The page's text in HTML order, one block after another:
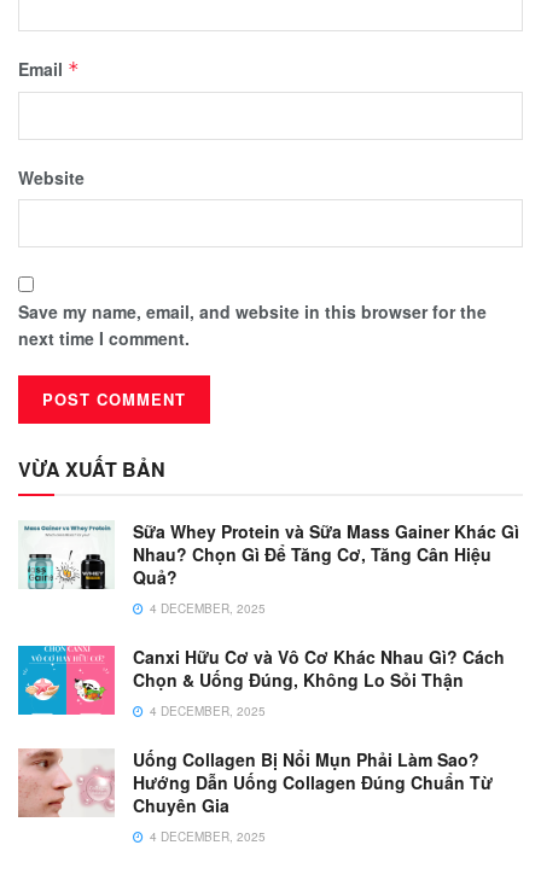
Email *
Website
Save my name, email, and website in this browser for the
next time I comment.
VỪA XUẤT BẢN
Sữa Whey Protein và Sữa Mass Gainer Khác Gì
Nhau? Chọn Gì Để Tăng Cơ, Tăng Cân Hiệu
Quả?
4 DECEMBER, 2025
Canxi Hữu Cơ và Vô Cơ Khác Nhau Gì? Cách
Chọn & Uống Đúng, Không Lo Sỏi Thận
4 DECEMBER, 2025
Uống Collagen Bị Nổi Mụn Phải Làm Sao?
Hướng Dẫn Uống Collagen Đúng Chuẩn Từ
Chuyên Gia
4 DECEMBER, 2025